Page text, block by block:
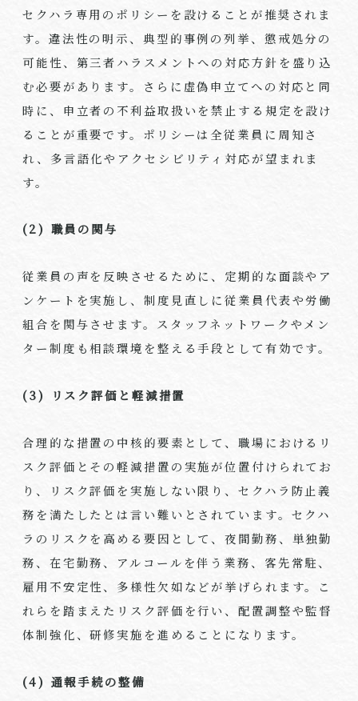
セクハラ専用のポリシーを設けることが推奨されま
す。違法性の明示、典型的事例の列挙、懲戒処分の
可能性、第三者ハラスメントへの対応方針を盛り込
む必要があります。さらに虚偽申立てへの対応と同
時に、申立者の不利益取扱いを禁止する規定を設け
ることが重要です。ポリシーは全従業員に周知さ
れ、多言語化やアクセシビリティ対応が望まれま
す。
(2) 職員の関与
従業員の声を反映させるために、定期的な面談やア
ンケートを実施し、制度見直しに従業員代表や労働
組合を関与させます。スタッフネットワークやメン
ター制度も相談環境を整える手段として有効です。
(3) リスク評価と軽減措置
合理的な措置の中核的要素として、職場におけるリ
スク評価とその軽減措置の実施が位置付けられてお
り、リスク評価を実施しない限り、セクハラ防止義
務を満たしたとは言い難いとされています。セクハ
ラのリスクを高める要因として、夜間勤務、単独勤
務、在宅勤務、アルコールを伴う業務、客先常駐、
雇用不安定性、多様性欠如などが挙げられます。こ
れらを踏まえたリスク評価を行い、配置調整や監督
体制強化、研修実施を進めることになります。
(4) 通報手続の整備